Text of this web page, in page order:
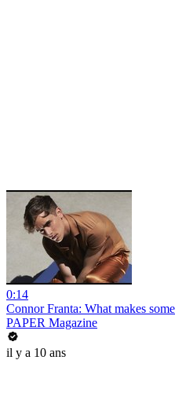
0:14
Connor Franta: What makes
PAPER Magazine
il y a 10 ans